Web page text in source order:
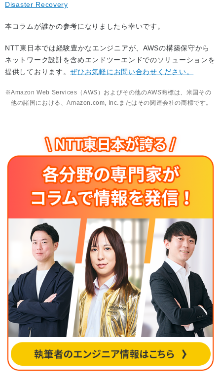
Disaster Recovery
本コラムが誰かの参考になりましたら幸いです。
NTT東日本では経験豊かなエンジニアが、AWSの構築保守から
ネットワーク設計を含めエンドツーエンドでのソリューションを
提供しております。ぜひお気軽にお問い合わせください。
Amazon Web Services（AWS）およびその他のAWS商標は、米国その
他の諸国における、Amazon.com, Inc.またはその関連会社の商標です。